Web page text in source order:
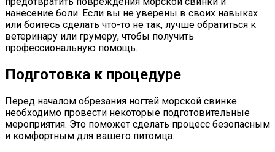
нанесение боли. Если вы не уверены в своих навыках
или боитесь сделать что-то не так, лучше обратиться к
ветеринару или грумеру, чтобы получить
профессиональную помощь.
Подготовка к процедуре
Перед началом обрезания ногтей морской свинке
необходимо провести некоторые подготовительные
мероприятия. Это поможет сделать процесс безопасным
и комфортным для вашего питомца.